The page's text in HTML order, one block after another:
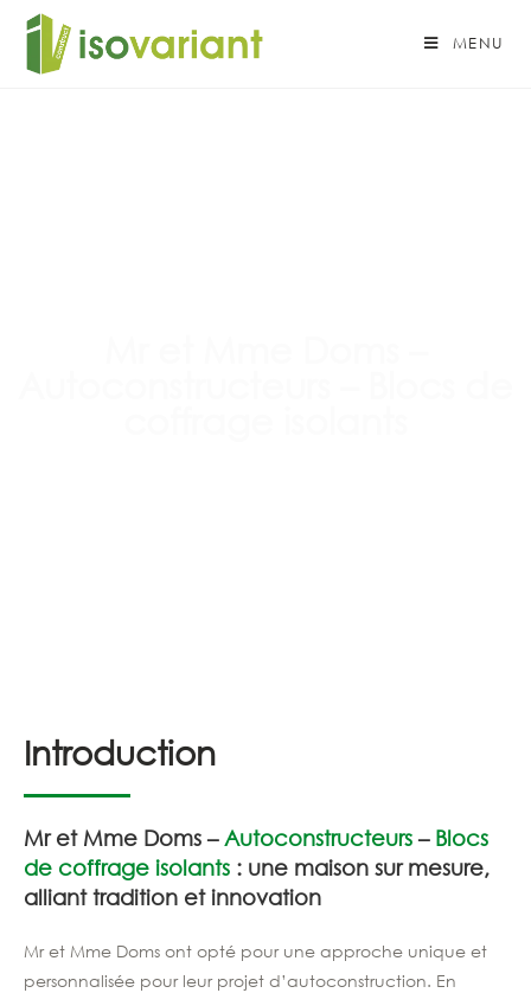
MENU
Introduction
Mr et Mme Doms –Autoconstructeurs – Blocs
de coffrage isolants : une maison sur mesure,
alliant tradition et innovation
Mr et Mme Doms ont opté pour une approche unique et
personnalisée pour leur projet d’autoconstruction. En